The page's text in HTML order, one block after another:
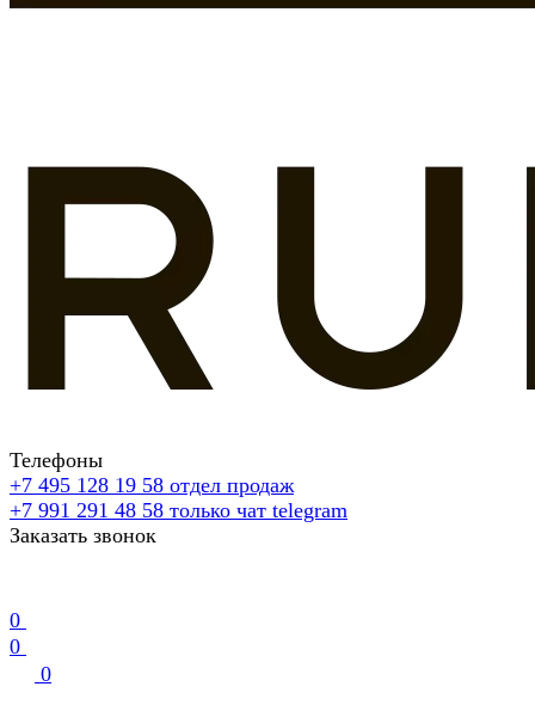
Телефоны
+7 495 128 19 58 отдел продаж
+7 991 291 48 58 только чат telegram
Заказать звонок
0
0
0